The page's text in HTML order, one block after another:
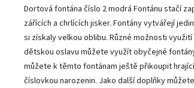
Dortová fontána číslo 2 modrá Fontánu stačí
zářících a chrlících jisker. Fontány vytvářejí
si získaly velkou oblibu. Různé možnosti
dětskou oslavu můžete využít obyčejné
můžete k těmto fontánam ještě přikoupit
číslovkou narozenin. Jako další doplňky